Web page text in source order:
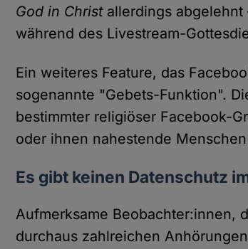
God in Christallerdings abgelehnt
während des Livestream-
Ein weiteres Feature, das
sogenannte "Gebets-Funktion".
bestimmter religiöser Facebook-
oder ihnen nahestende
Es gibt keinen Datenschutz
Aufmerksame Beobachter:innen,
durchaus zahlreichen